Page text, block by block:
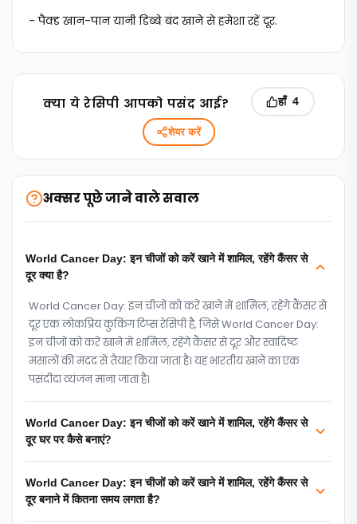
- पैक्ड खान-पान यानी डिब्बे बंद खाने से हमेशा रहें दूर.
क्‍या ये रेसिपी आपको पसंद आई? हाँ 4
शेयर करें
अक्सर पूछे जाने वाले सवाल
World Cancer Day: इन चीजों को करें खाने में शामिल, रहेंगे कैंसर से
दूर क्या है?
World Cancer Day: इन चीजों को करें खाने में शामिल, रहेंगे कैंसर से
दूर एक लोकप्रिय कुकिंग टिप्‍स रेसिपी है, जिसे World Cancer Day:
इन चीजों को करें खाने में शामिल, रहेंगे कैंसर से दूर और स्वादिष्ट
मसालों की मदद से तैयार किया जाता है। यह भारतीय खाने का एक
पसंदीदा व्यंजन माना जाता है।
World Cancer Day: इन चीजों को करें खाने में शामिल, रहेंगे कैंसर से
दूर घर पर कैसे बनाएं?
World Cancer Day: इन चीजों को करें खाने में शामिल, रहेंगे कैंसर से
दूर बनाने में कितना समय लगता है?